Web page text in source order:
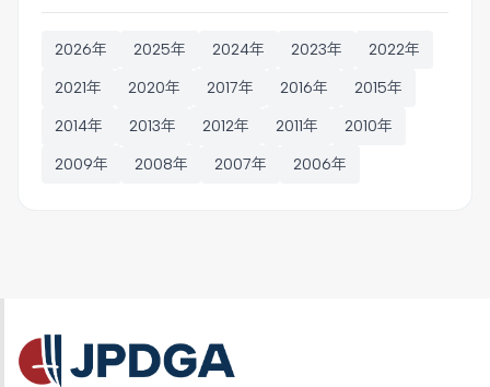
2026年 2025年 2024年 2023年 2022年
2021年 2020年 2017年 2016年 2015年
2014年 2013年 2012年 2011年 2010年
2009年 2008年 2007年 2006年